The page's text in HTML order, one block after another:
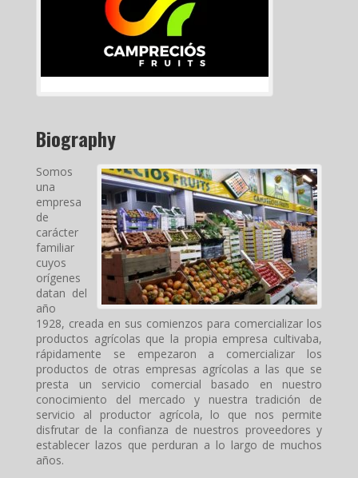
Biography
Somos
una
empresa
de
carácter
familiar
cuyos
orígenes
datan del
año
1928, creada en sus comienzos para comercializar los
productos agrícolas que la propia empresa cultivaba,
rápidamente se empezaron a comercializar los
productos de otras empresas agrícolas a las que se
presta un servicio comercial basado en nuestro
conocimiento del mercado y nuestra tradición de
servicio al productor agrícola, lo que nos permite
disfrutar de la confianza de nuestros proveedores y
establecer lazos que perduran a lo largo de muchos
años.